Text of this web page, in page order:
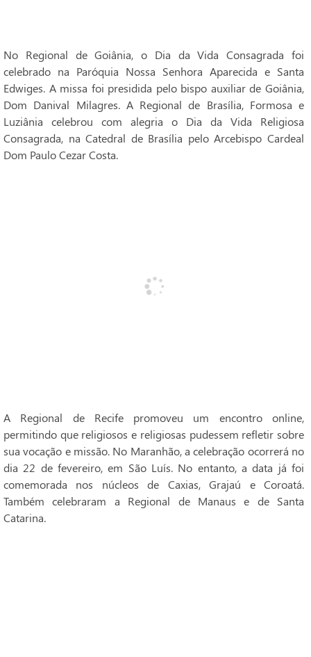
No Regional de Goiânia, o Dia da Vida Consagrada foi
celebrado na Paróquia Nossa Senhora Aparecida e Santa
Edwiges. A missa foi presidida pelo bispo auxiliar de Goiânia,
Dom Danival Milagres. A Regional de Brasília, Formosa e
Luziânia celebrou com alegria o Dia da Vida Religiosa
Consagrada, na Catedral de Brasília pelo Arcebispo Cardeal
Dom Paulo Cezar Costa.
A Regional de Recife promoveu um encontro online,
permitindo que religiosos e religiosas pudessem refletir sobre
sua vocação e missão. No Maranhão, a celebração ocorrerá no
dia 22 de fevereiro, em São Luís. No entanto, a data já foi
comemorada nos núcleos de Caxias, Grajaú e Coroatá.
Também celebraram a Regional de Manaus e de Santa
Catarina.